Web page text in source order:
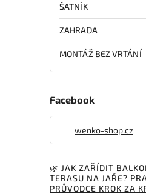
ŠATNÍK
ZAHRADA
MONTÁŽ BEZ VRTÁNÍ
Facebook
wenko-shop.cz
🌿 JAK ZAŘÍDIT
TERASU NA JAŘE?
PRŮVODCE KROK ZA